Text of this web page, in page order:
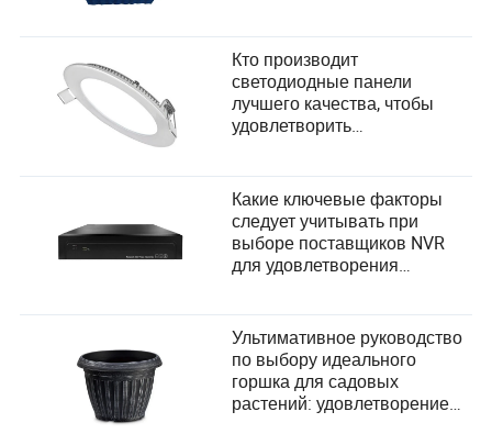
Кто производит
светодиодные панели
лучшего качества, чтобы
удовлетворить
выбора поставщиков?
Какие ключевые факторы
следует учитывать при
выборе поставщиков NVR
для удовлетворения
пользователей?
Ультимативное руководство
по выбору идеального
горшка для садовых
растений: удовлетворение